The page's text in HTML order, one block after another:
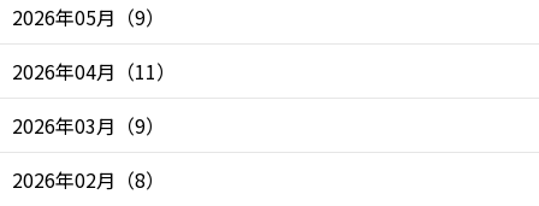
2026年05月 （9）
2026年04月 （11）
2026年03月 （9）
2026年02月 （8）